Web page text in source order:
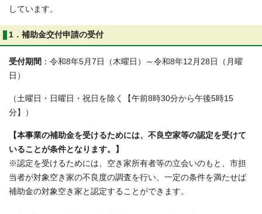
しています。
1．補助金交付申請の受付
受付期間 ：令和8年5月7日（木曜日）～令和8年12月28日（月曜
日）
（土曜日・日曜日・祝日を除く【午前8時30分から午後5時15
分】）
【本事業の補助金を受けるためには、不良空家等の認定を受けて
いることが条件となります。】
※認定を受けるためには、空き家所有者等の立会いのもと、市担
当者が対象空き家の不良度の調査を行い、一定の条件を満たせば
補助金の対象空き家と認定することができます。